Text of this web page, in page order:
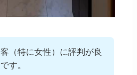
（特に女性）に評判が良
す。